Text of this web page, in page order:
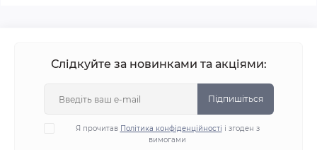
Слідкуйте за новинками та акціями:
Підпишіться
Я прочитав Політика конфіденційності і згоден з
вимогами